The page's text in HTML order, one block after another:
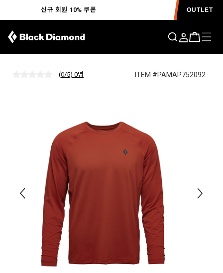
신규 회원 10% 쿠폰 OUTLET
알펜글로우 크루 MENS F25
(0/5) 0명 ITEM #PAMAP752092